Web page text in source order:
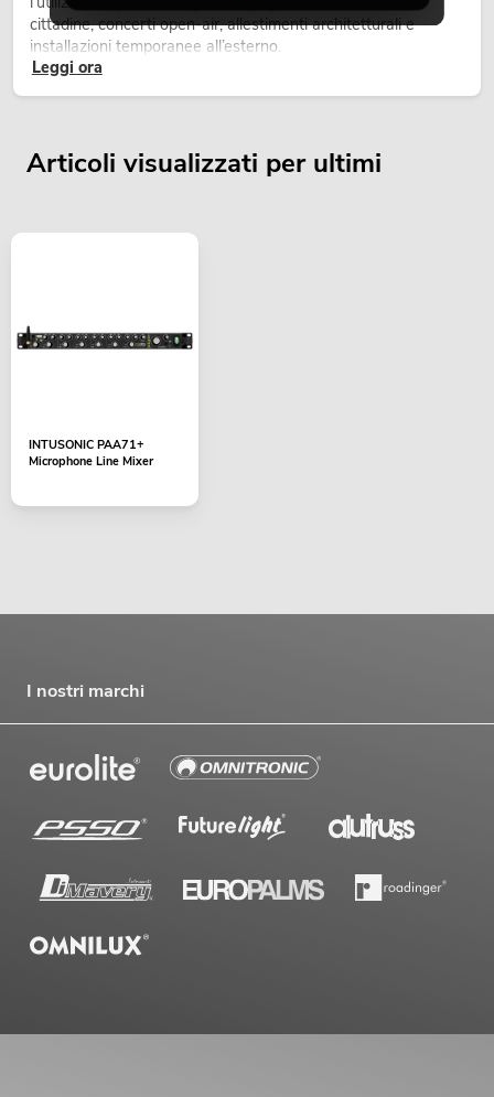
cittadine, concerti open-air, allestimenti architetturali e
installazioni temporanee all’esterno.
Leggi ora
Articoli visualizzati per ultimi
INTUSONIC PAA71+
Microphone Line Mixer
I nostri marchi